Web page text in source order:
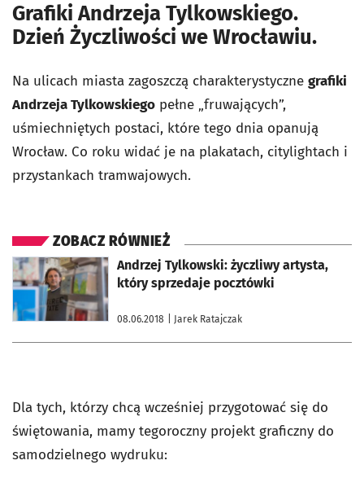
Grafiki Andrzeja Tylkowskiego.
Dzień Życzliwości we Wrocławiu.
Na ulicach miasta zagoszczą charakterystyczne grafiki
Andrzeja Tylkowskiego pełne „fruwających”,
uśmiechniętych postaci, które tego dnia opanują
Wrocław. Co roku widać je na plakatach, citylightach i
przystankach tramwajowych.
ZOBACZ RÓWNIEŻ
Andrzej Tylkowski: życzliwy artysta,
który sprzedaje pocztówki
08.06.2018 | Jarek Ratajczak
otworzy się w nowej karcie
Dla tych, którzy chcą wcześniej przygotować się do
świętowania, mamy tegoroczny projekt graficzny do
samodzielnego wydruku: